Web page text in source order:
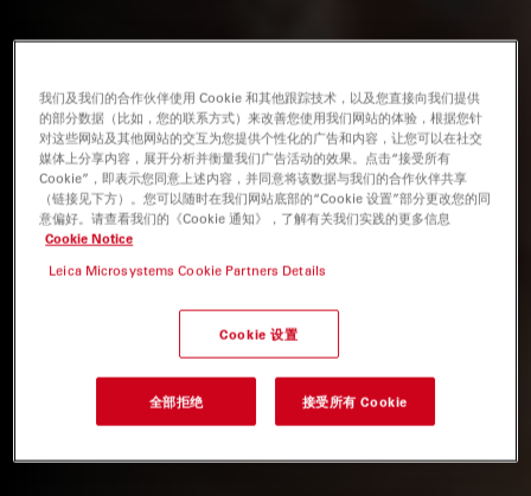
我们及我们的合作伙伴使用 Cookie 和其他跟踪技术，以及您直接向我们提供
的部分数据（比如，您的联系方式）来改善您使用我们网站的体验，根据您针
对这些网站及其他网站的交互为您提供个性化的广告和内容，让您可以在社交
媒体上分享内容，展开分析并衡量我们广告活动的效果。点击“接受所有
Cookie”，即表示您同意上述内容，并同意将该数据与我们的合作伙伴共享
（链接见下方）。您可以随时在我们网站底部的“Cookie 设置”部分更改您的同
意偏好。请查看我们的《Cookie 通知》，了解有关我们实践的更多信息
Cookie Notice
Leica Microsystems Cookie Partners Details
Cookie 设置
全部拒绝 接受所有 Cookie